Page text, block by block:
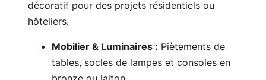
décoratif pour des projets résidentiels ou
hôteliers.
Mobilier & Luminaires : Piètements de
tables, socles de lampes et consoles en